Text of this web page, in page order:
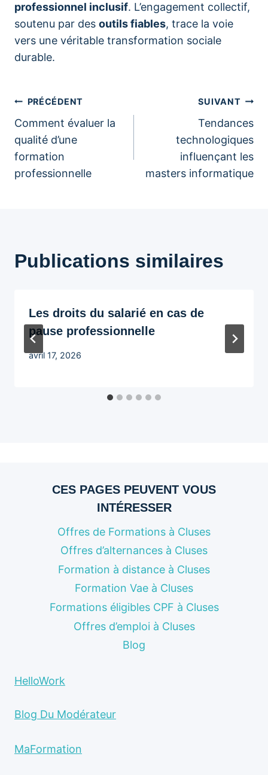
professionnel inclusif. L’engagement collectif,
soutenu par des outils fiables, trace la voie
vers une véritable transformation sociale
durable.
Navigation
de
l’article
PRÉCÉDENT
Comment évaluer la
qualité d’une
formation
professionnelle
SUIVANT
Tendances
technologiques
influençant les
masters informatique
Publications similaires
Les droits du salarié en cas de
pause professionnelle
avril 17, 2026
CES PAGES PEUVENT VOUS
INTÉRESSER
Offres de Formations à Cluses
Offres d’alternances à Cluses
Formation à distance à Cluses
Formation Vae à Cluses
Formations éligibles CPF à Cluses
Offres d’emploi à Cluses
Blog
HelloWork
Blog Du Modérateur
MaFormation